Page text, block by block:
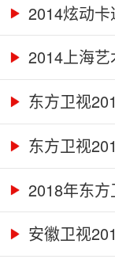
2014炫动
2014上海
东方卫视
东方卫视
2018年东
安徽卫视